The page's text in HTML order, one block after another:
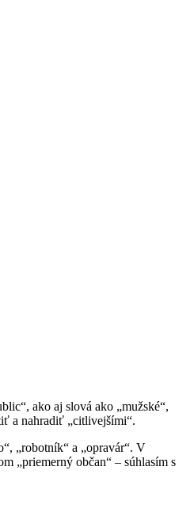
ako aj slová ako „mužské“,
a nahradiť „citlivejšími“.
„robotník“ a „opravár“. V
„priemerný občan“ – súhlasím s